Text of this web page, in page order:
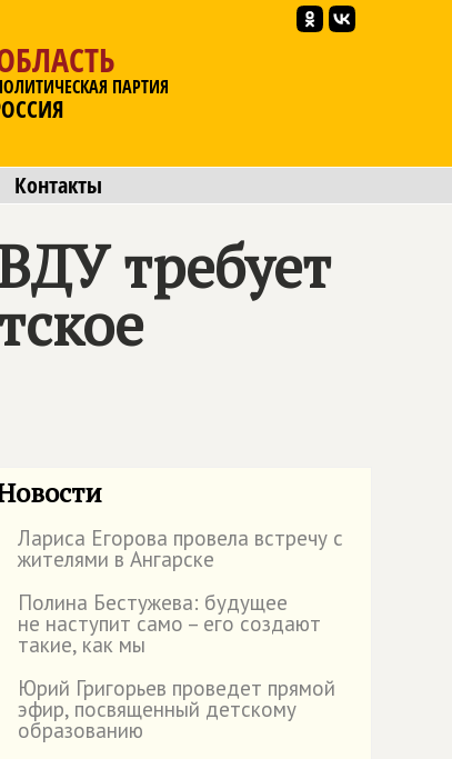
ПАРТИЯ
Контакты
требует
Лариса Егорова провела встречу с
жителями в Ангарске
Полина Бестужева: будущее
не наступит само – его создают
такие, как мы
Юрий Григорьев проведет прямой
эфир, посвященный детскому
образованию